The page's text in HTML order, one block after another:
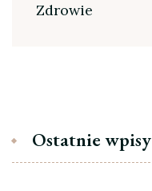
Zdrowie
Ostatnie wpisy